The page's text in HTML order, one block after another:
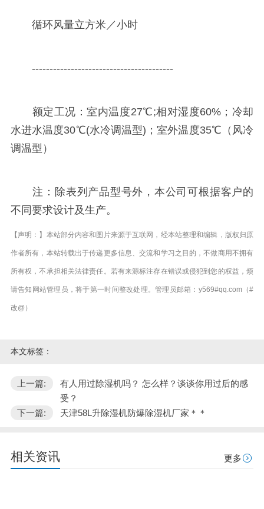
循环风量立方米／小时
----------------------------------------
额定工况：室内温度27℃;相对湿度60%；冷却
水进水温度30℃(水冷调温型)；室外温度35℃（风冷
调温型）
注：除表列产品型号外，本公司可根据客户的
不同要求设计及生产。
【声明：】本站部分内容和图片来源于互联网，经本站整理和编辑，版权归原
作者所有，本站转载出于传递更多信息、交流和学习之目的，不做商用不拥有
所有权，不承担相关法律责任。若有来源标注存在错误或侵犯到您的权益，烦
请告知网站管理员，将于第一时间整改处理。管理员邮箱：y569#qq.com（#
改@）
本文标签：
上一篇:
有人用过除湿机吗？ 怎么样？谈谈你用过后的感
受？
下一篇:
天津58L升除湿机防爆除湿机厂家＊＊
相关资讯 更多